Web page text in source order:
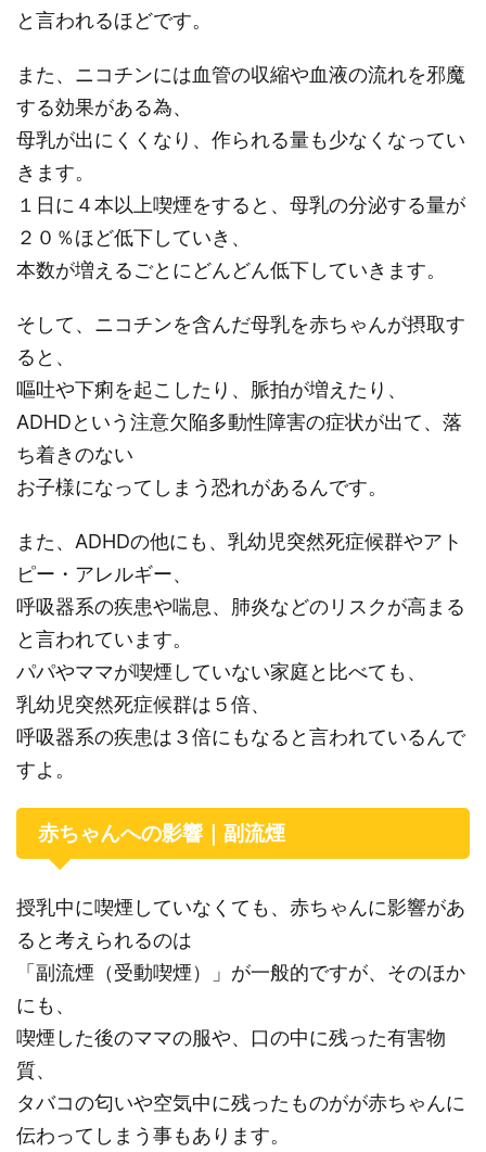
と言われるほどです。
また、ニコチンには血管の収縮や血液の流れを邪魔
する効果がある為、
母乳が出にくくなり、作られる量も少なくなってい
きます。
１日に４本以上喫煙をすると、母乳の分泌する量が
２０％ほど低下していき、
本数が増えるごとにどんどん低下していきます。
そして、ニコチンを含んだ母乳を赤ちゃんが摂取す
ると、
嘔吐や下痢を起こしたり、脈拍が増えたり、
ADHDという注意欠陥多動性障害の症状が出て、落
ち着きのない
お子様になってしまう恐れがあるんです。
また、ADHDの他にも、乳幼児突然死症候群やアト
ピー・アレルギー、
呼吸器系の疾患や喘息、肺炎などのリスクが高まる
と言われています。
パパやママが喫煙していない家庭と比べても、
乳幼児突然死症候群は５倍、
呼吸器系の疾患は３倍にもなると言われているんで
すよ。
赤ちゃんへの影響｜副流煙
授乳中に喫煙していなくても、赤ちゃんに影響があ
ると考えられるのは
「副流煙（受動喫煙）」が一般的ですが、そのほか
にも、
喫煙した後のママの服や、口の中に残った有害物
質、
タバコの匂いや空気中に残ったものがが赤ちゃんに
伝わってしまう事もあります。